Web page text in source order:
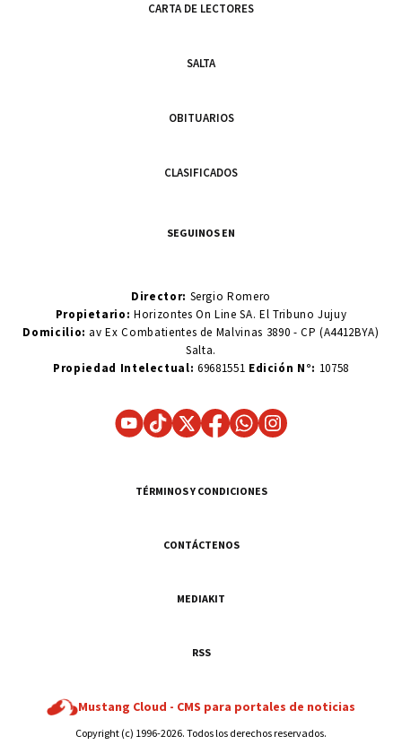
CARTA DE LECTORES
SALTA
OBITUARIOS
CLASIFICADOS
SEGUINOS EN
Director: Sergio Romero
Propietario:Horizontes On Line SA. El Tribuno Jujuy
Domicilio: av Ex Combatientes de Malvinas 3890 - CP (A4412BYA)
Salta.
Propiedad Intelectual: 69681551 Edición N°: 10758
TÉRMINOS Y CONDICIONES
CONTÁCTENOS
MEDIAKIT
RSS
Mustang Cloud - CMS para portales de noticias
Copyright (c) 1996-2026. Todos los derechos reservados.